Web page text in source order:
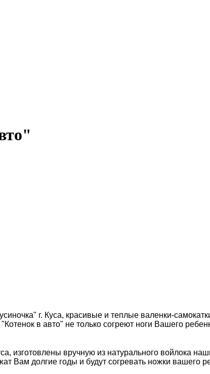
г. Куса, красивые и теплые валенки-
в авто" не только согреют ноги Вашего
изготовлены вручную из натурального войлока
Вам долгие годы и будут согревать ножки вашего